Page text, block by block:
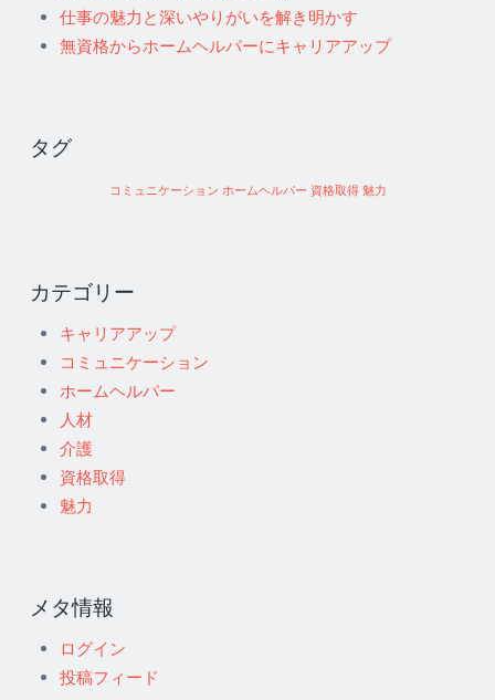
仕事の魅力と深いやりがいを解き明かす
無資格からホームヘルパーにキャリアアップ
タグ
コミュニケーション ホームヘルパー 資格取得 魅力
カテゴリー
キャリアアップ
コミュニケーション
ホームヘルパー
人材
介護
資格取得
魅力
メタ情報
ログイン
投稿フィード